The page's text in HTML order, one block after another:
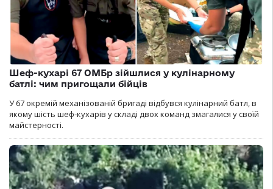
Шеф-кухарі 67 ОМБр зійшлися у кулінарному
батлі: чим пригощали бійців
У 67 окремій механізованій бригаді відбувся кулінарний батл, в
якому шість шеф-кухарів у складі двох команд змагалися у своїй
майстерності.